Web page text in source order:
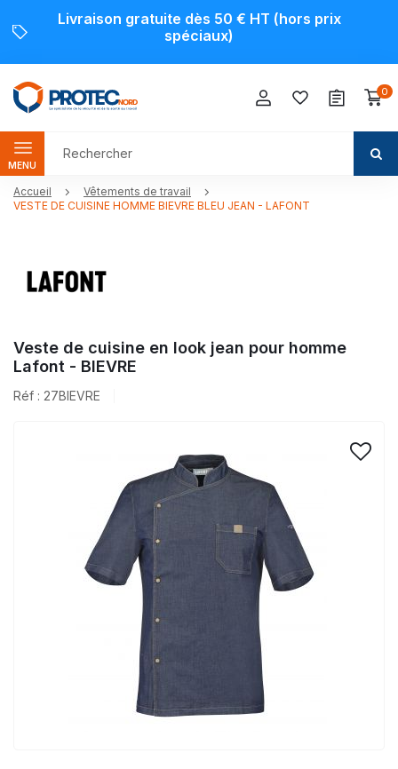
Livraison gratuite dès 50 € HT (hors prix
spéciaux)
0
MENU
Accueil
Vêtements de travail
VESTE DE CUISINE HOMME BIEVRE BLEU JEAN - LAFONT
Veste de cuisine en look jean pour homme
Lafont - BIEVRE
Réf : 27BIEVRE